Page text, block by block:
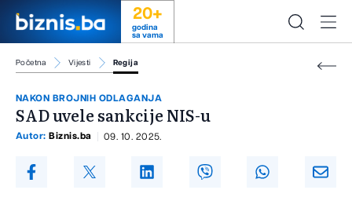
20+
godina
sa vama
Početna Vijesti Regija
NAKON BROJNIH ODLAGANJA
SAD uvele sankcije NIS-u
Autor: Biznis.ba 09. 10. 2025.